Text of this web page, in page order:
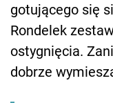
gotującego się
Rondelek
ostygnięcia.
dobrze